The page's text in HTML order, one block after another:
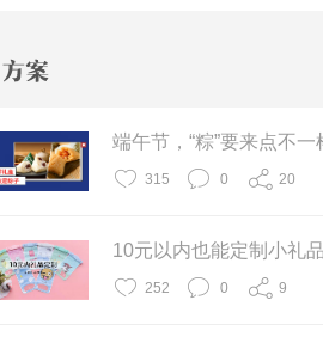
端午节，“粽”要来点不一
315 0 20
10元以内也能定制小礼
252 0 9